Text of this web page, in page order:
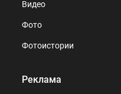
Видео
Фото
Фотоистории
Реклама